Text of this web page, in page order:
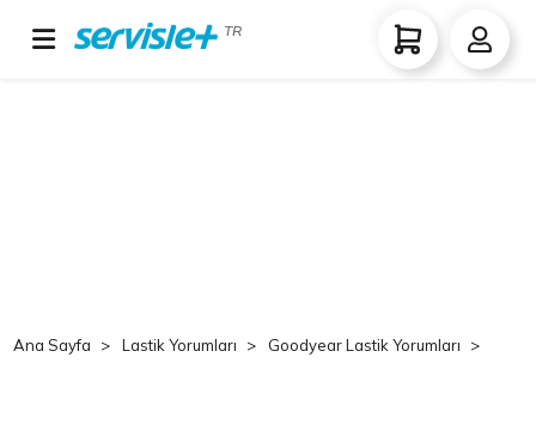
TR
Ana Sayfa Lastik Yorumları Goodyear Lastik Yorumları